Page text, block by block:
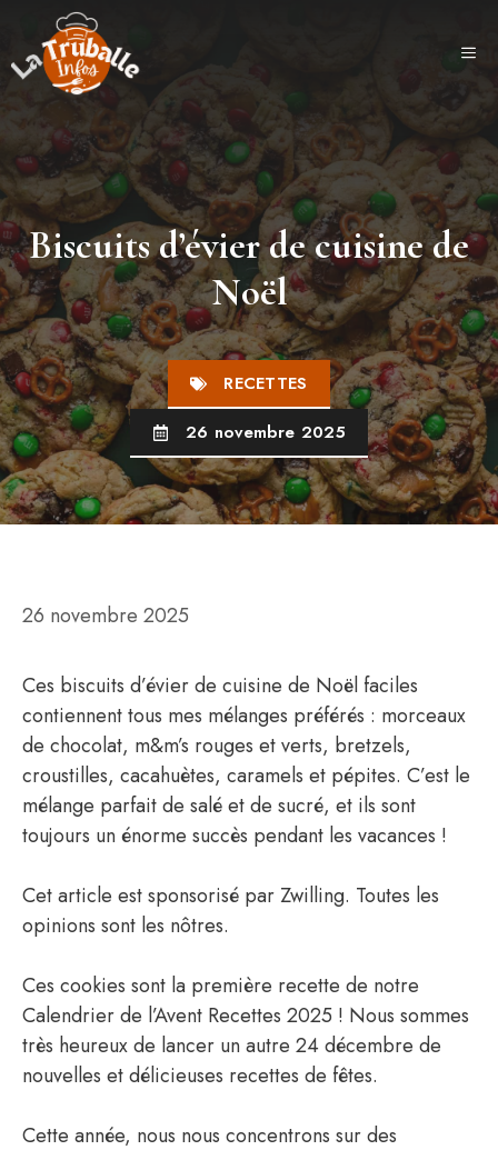
contenu
Biscuits d’évier de cuisine de
Noël
RECETTES
26 novembre 2025
26 novembre 2025
Ces biscuits d’évier de cuisine de Noël faciles
contiennent tous mes mélanges préférés : morceaux
de chocolat, m&m’s rouges et verts, bretzels,
croustilles, cacahuètes, caramels et pépites. C’est le
mélange parfait de salé et de sucré, et ils sont
toujours un énorme succès pendant les vacances !
Cet article est sponsorisé par Zwilling. Toutes les
opinions sont les nôtres.
Ces cookies sont la première recette de notre
Calendrier de l’Avent Recettes 2025 ! Nous sommes
très heureux de lancer un autre 24 décembre de
nouvelles et délicieuses recettes de fêtes.
Cette année, nous nous concentrons sur des